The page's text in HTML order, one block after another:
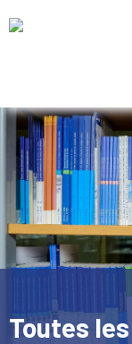
Aller à :
Toutes